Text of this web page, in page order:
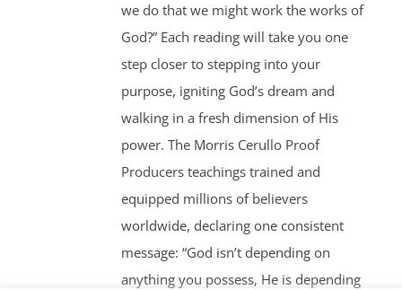
we do that we might work the works of
God?” Each reading will take you one
step closer to stepping into your
purpose, igniting God’s dream and
walking in a fresh dimension of His
power. The Morris Cerullo Proof
Producers teachings trained and
equipped millions of believers
worldwide, declaring one consistent
message: “God isn’t depending on
anything you possess, He is depending